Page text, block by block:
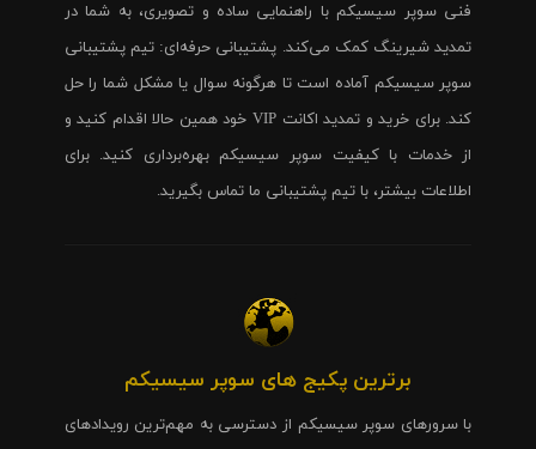
فنی سوپر سیسیکم با راهنمایی ساده و تصویری، به شما در
تمدید شیرینگ کمک می‌کند. پشتیبانی حرفه‌ای: تیم پشتیبانی
سوپر سیسیکم آماده است تا هرگونه سوال یا مشکل شما را حل
کند. برای خرید و تمدید اکانت VIP خود همین حالا اقدام کنید و
از خدمات با کیفیت سوپر سیسیکم بهره‌برداری کنید. برای
اطلاعات بیشتر، با تیم پشتیبانی ما تماس بگیرید.
برترین پکیج های سوپر سیسیکم
با سرورهای سوپر سیسیکم از دسترسی به مهم‌ترین رویدادهای